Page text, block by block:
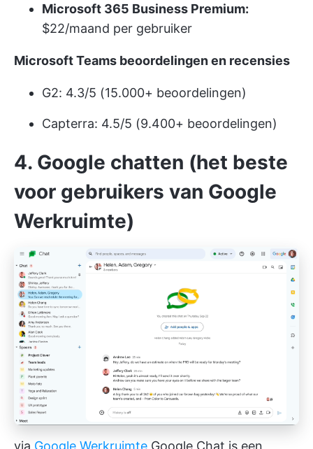
Microsoft 365 Business Premium:
$22/maand per gebruiker
Microsoft Teams beoordelingen en recensies
G2: 4.3/5 (15.000+ beoordelingen)
Capterra: 4.5/5 (9.400+ beoordelingen)
4. Google chatten (het beste
voor gebruikers van Google
Werkruimte)
via Google Werkruimte Google Chat is een